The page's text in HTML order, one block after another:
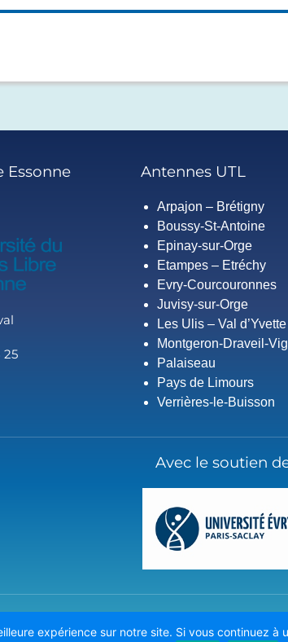
Essonne
25
Antennes UTL
Arpajon – Brétigny
Boussy-St-Antoine
Epinay-sur-Orge
Etampes – Etréchy
Evry-Courcouronnes
Juvisy-sur-Orge
Les Ulis – Val d’Yvette
Montgeron-Draveil-
Palaiseau
Pays de Limours
Verrières-le-Buisson
Avec le soutien
expérience sur notre site. Si vous continuez